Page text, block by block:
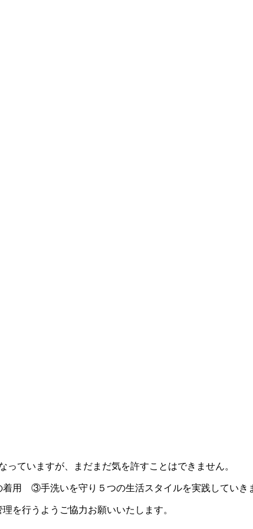
ていますが、まだまだ気を許すことはできません。
③手洗いを守り５つの生活スタイルを実践していき
を行うようご協力お願いいたします。